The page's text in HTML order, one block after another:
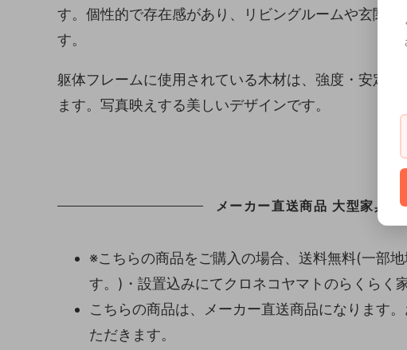
す。個性的で存在感があり、リビングルームや玄関
す。
躯体フレームに使用されている木材は、強度・安定性
ます。写真映えする美しいデザインです。
メーカー直送商品 大型家具
※こちらの商品をご購入の場合、送料無料(一部
す。)・設置込みにてクロネコヤマトのらくらく
こちらの商品は、メーカー直送商品になります
ただきます。